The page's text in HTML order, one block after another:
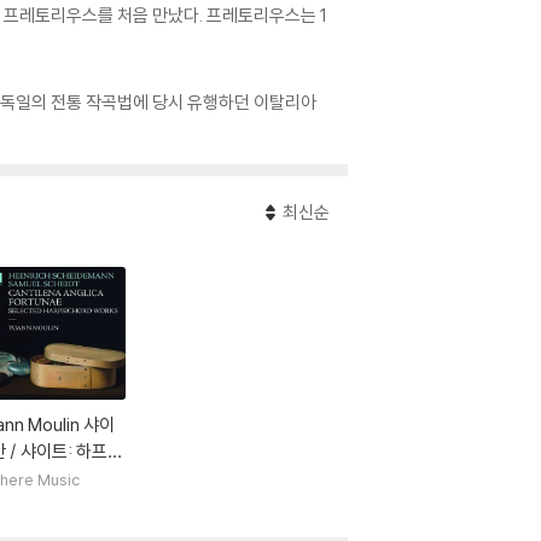
레토리우스를 처음 만났다. 프레토리우스는 1
일의 전통 작곡법에 당시 유행하던 이탈리아
최신순
Moulin 샤이
/ 샤이트: 하프시
작품집 (Cantile
Music